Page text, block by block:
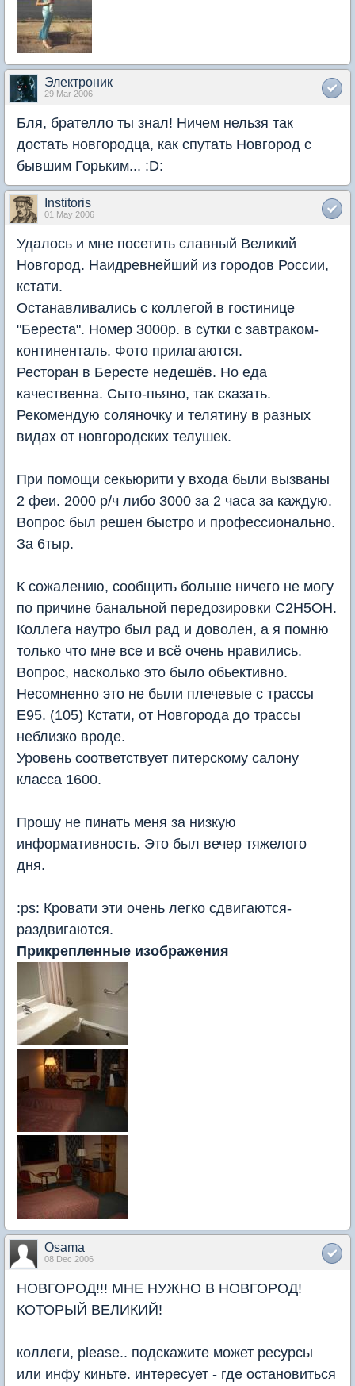
Электроник
29 Mar 2006
Бля, брателло ты знал! Ничем нельзя так
достать новгородца, как спутать Новгород с
бывшим Горьким... :D:
Institoris
01 May 2006
Удалось и мне посетить славный Великий
Новгород. Наидревнейший из городов России,
кстати.
Останавливались с коллегой в гостинице
"Береста". Номер 3000р. в сутки с завтраком-
континенталь. Фото прилагаются.
Ресторан в Бересте недешёв. Но еда
качественна. Сыто-пьяно, так сказать.
Рекомендую соляночку и телятину в разных
видах от новгородских телушек.
При помощи секьюрити у входа были вызваны
2 феи. 2000 р/ч либо 3000 за 2 часа за каждую.
Вопрос был решен быстро и профессионально.
За 6тыр.
К сожалению, сообщить больше ничего не могу
по причине банальной передозировки C2H5OH.
Коллега наутро был рад и доволен, а я помню
только что мне все и всё очень нравились.
Вопрос, насколько это было обьективно.
Несомненно это не были плечевые с трассы
Е95. (105) Кстати, от Новгорода до трассы
неблизко вроде.
Уровень соответствует питерскому салону
класса 1600.
Прошу не пинать меня за низкую
информативность. Это был вечер тяжелого
дня.
:ps: Кровати эти очень легко сдвигаются-
раздвигаются.
Прикрепленные изображения
Osama
08 Dec 2006
НОВГОРОД!!! МНЕ НУЖНО В НОВГОРОД!
КОТОРЫЙ ВЕЛИКИЙ!
коллеги, please.. подскажите может ресурсы
или инфу киньте. интересует - где остановиться